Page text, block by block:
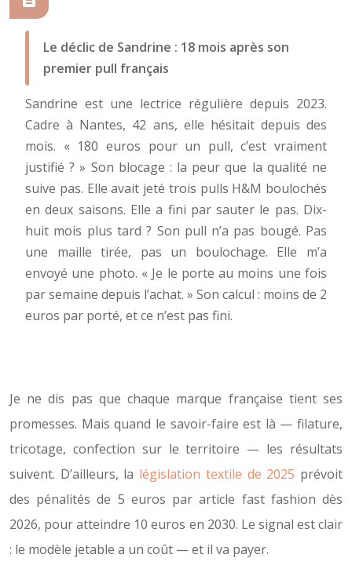
Le déclic de Sandrine : 18 mois après son
premier pull français
Sandrine est une lectrice régulière depuis 2023.
Cadre à Nantes, 42 ans, elle hésitait depuis des
mois. « 180 euros pour un pull, c’est vraiment
justifié ? » Son blocage : la peur que la qualité ne
suive pas. Elle avait jeté trois pulls H&M boulochés
en deux saisons. Elle a fini par sauter le pas. Dix-
huit mois plus tard ? Son pull n’a pas bougé. Pas
une maille tirée, pas un boulochage. Elle m’a
envoyé une photo. « Je le porte au moins une fois
par semaine depuis l’achat. » Son calcul : moins de 2
euros par porté, et ce n’est pas fini.
Je ne dis pas que chaque marque française tient ses
promesses. Mais quand le savoir-faire est là — filature,
tricotage, confection sur le territoire — les résultats
suivent. D’ailleurs, la législation textile de 2025 prévoit
des pénalités de 5 euros par article fast fashion dès
2026, pour atteindre 10 euros en 2030. Le signal est clair
: le modèle jetable a un coût — et il va payer.